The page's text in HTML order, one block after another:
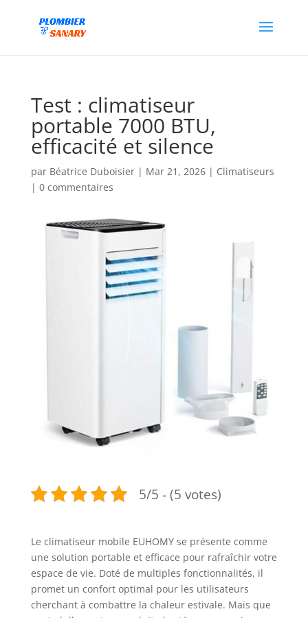
Test : climatiseur
portable 7000 BTU,
efficacité et silence
par Béatrice Duboisier| Mar 21, 2026| Climatiseurs
| 0 commentaires
5/5 - (5 votes)
Le climatiseur mobile EUHOMY se présente comme
une solution portable et efficace pour rafraîchir votre
espace de vie. Doté de multiples fonctionnalités, il
promet un confort optimal pour les utilisateurs
cherchant à combattre la chaleur estivale. Mais que